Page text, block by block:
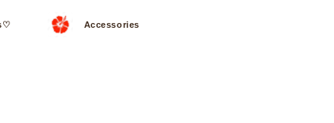
Accessories